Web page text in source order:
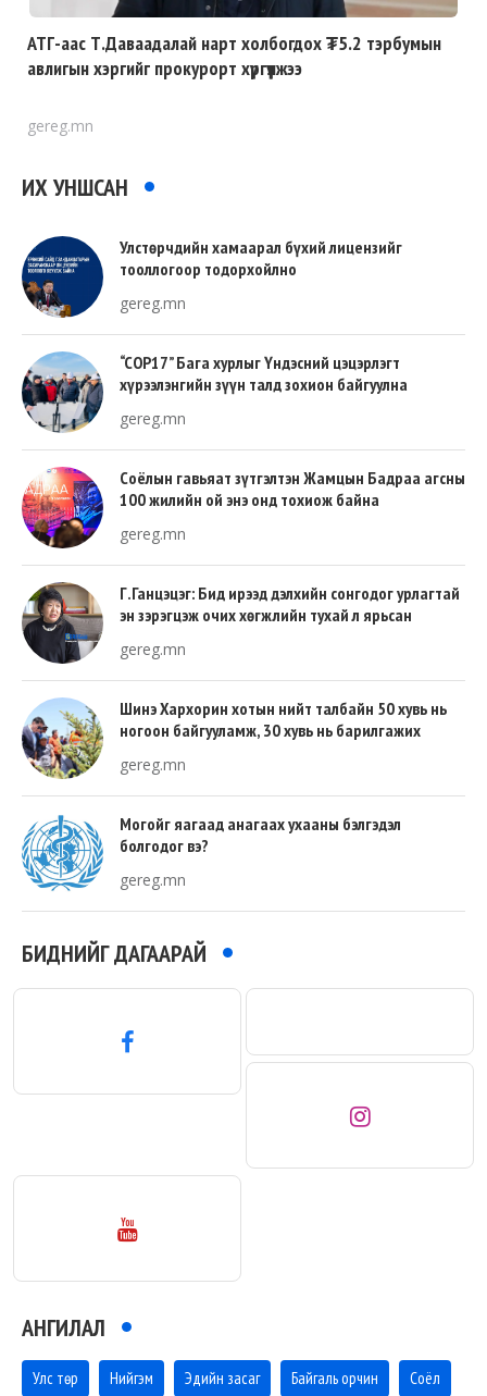
АТГ-аас Т.Даваадалай нарт холбогдох ₮5.2 тэрбумын
авлигын хэргийг прокурорт хүргүүлжээ
gereg.mn
ИХ УНШСАН
Улстөрчдийн хамаарал бүхий лицензийг
тооллогоор тодорхойлно
gereg.mn
“COP17” Бага хурлыг Үндэсний цэцэрлэгт
хүрээлэнгийн зүүн талд зохион байгуулна
gereg.mn
Соёлын гавьяат зүтгэлтэн Жамцын Бадраа агсны
100 жилийн ой энэ онд тохиож байна
gereg.mn
Г.Ганцэцэг: Бид ирээд дэлхийн сонгодог урлагтай
эн зэрэгцэж очих хөгжлийн тухай л ярьсан
gereg.mn
Шинэ Хархорин хотын нийт талбайн 50 хувь нь
ногоон байгууламж, 30 хувь нь барилгажих
gereg.mn
Могойг яагаад анагаах ухааны бэлгэдэл
болгодог вэ?
gereg.mn
БИДНИЙГ ДАГААРАЙ
АНГИЛАЛ
Улс төр Нийгэм Эдийн засаг Байгаль орчин Соёл